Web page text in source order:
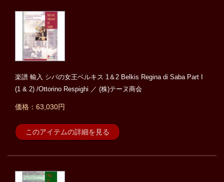
楽譜 輸入 シバの女王ベルキス 1＆2 Belkis Regina di Saba Part I
(1 & 2) /Ottorino Respighi ／ (株)テーヌ商会
価格：63,030円
このアイテムの詳細を見る